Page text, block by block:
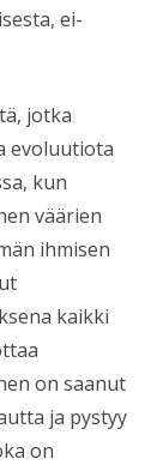
ei-
jotka
evoluutiota
kun
väärien
ihmisen
kaikki
on saanut
ja pystyy
on